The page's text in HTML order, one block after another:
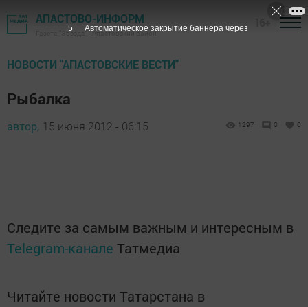
АПАСТОВО-ИНФОРМ
Газета "Звезда" - Апастовский район
НОВОСТИ "АПАСТОВСКИЕ ВЕСТИ"
Рыбалка
автор, 15 июня 2012 - 06:15 1297 0 0
Следите за самым важным и интересным в
Telegram-канале Татмедиа
Читайте новости Татарстана в
4 Автоматическое закрытие баннера через